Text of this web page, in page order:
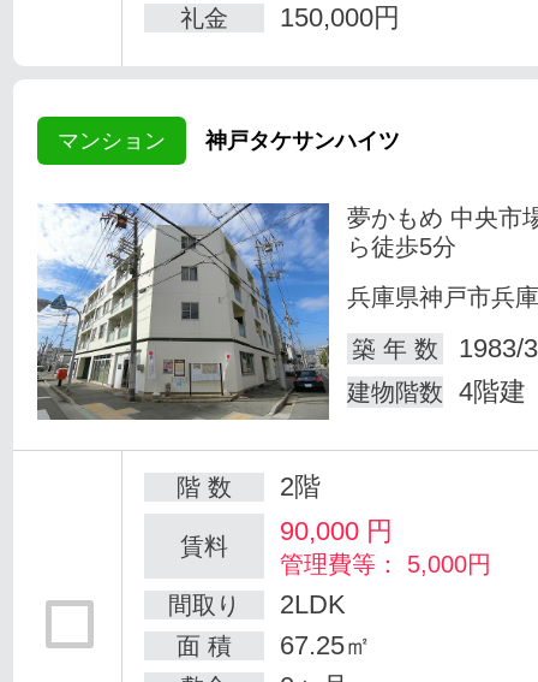
礼金 150,000円
マンション 神戸タケサンハイツ
夢かもめ 中央市
ら徒歩5分
兵庫県神戸市兵
築 年 数
1983/
建物階数 4階建
階 数 2階
賃料 90,000 円
管理費等： 5,000円
間取り
2LDK
面 積 67.25㎡